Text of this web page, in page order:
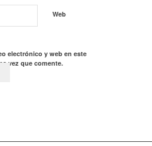
Web
electrónico y web en este
vez que comente.